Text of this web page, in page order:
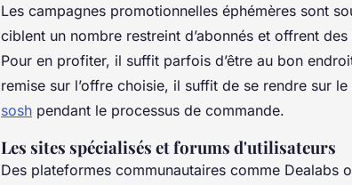
Les campagnes promotionnelles éphémères sont
ciblent un nombre restreint d’abonnés et offrent
Pour en profiter, il suffit parfois d’être au bon
remise sur l’offre choisie, il suffit de se rendre sur
sosh pendant le processus de commande.
Les sites spécialisés et forums d'utilisateurs
Des plateformes communautaires comme Dealabs